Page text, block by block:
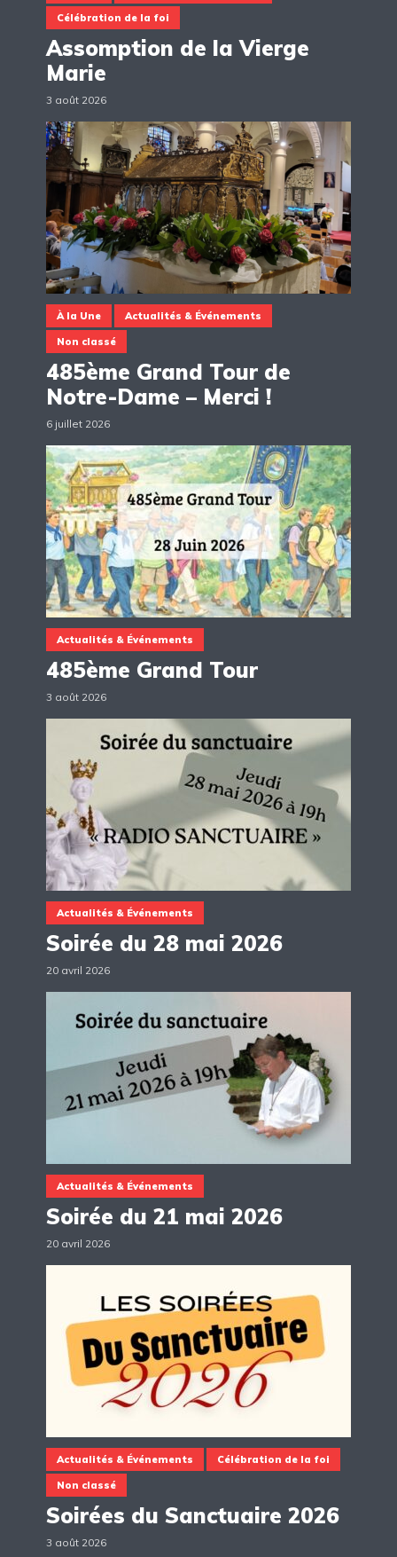
Célébration de la foi
Assomption de la Vierge
Marie
3 août 2026
À la Une Actualités & Événements
Non classé
485ème Grand Tour de
Notre-Dame – Merci !
6 juillet 2026
Actualités & Événements
485ème Grand Tour
3 août 2026
Actualités & Événements
Soirée du 28 mai 2026
20 avril 2026
Actualités & Événements
Soirée du 21 mai 2026
20 avril 2026
Actualités & Événements Célébration de la foi
Non classé
Soirées du Sanctuaire 2026
3 août 2026